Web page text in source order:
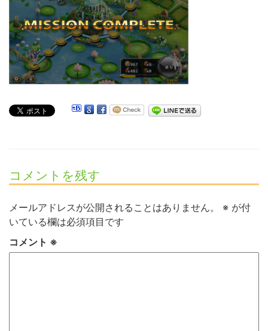
コメントを残す
メールアドレスが公開されることはありません。 ※ が付
いている欄は必須項目です
コメント ※